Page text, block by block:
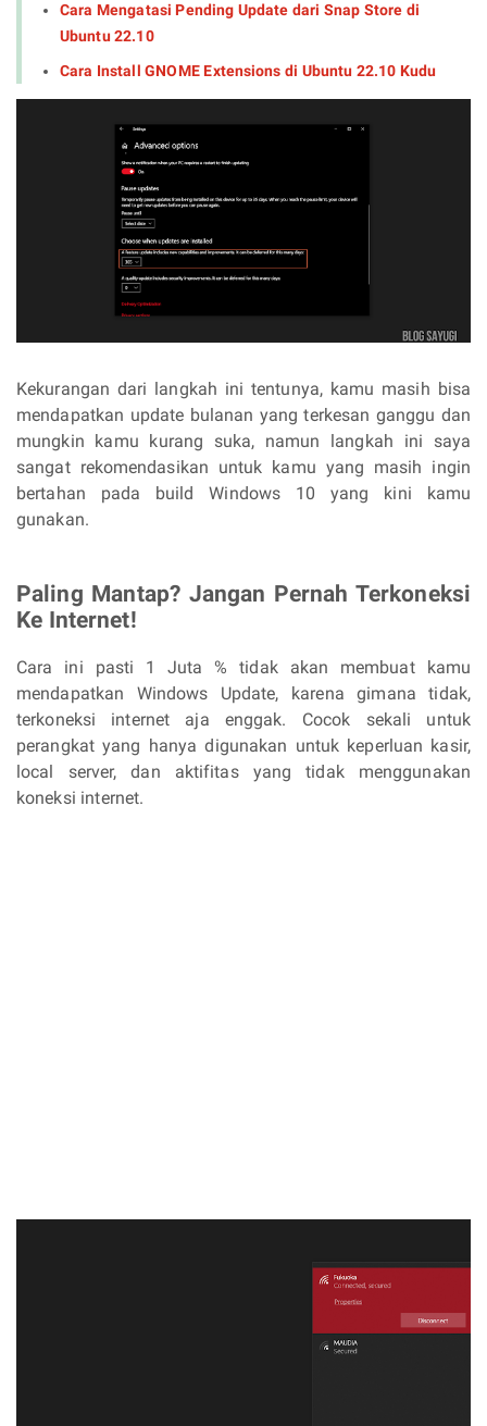
Cara Mengatasi Pending Update dari Snap Store di
Ubuntu 22.10
Cara Install GNOME Extensions di Ubuntu 22.10 Kudu
Kekurangan dari langkah ini tentunya, kamu masih bisa
mendapatkan update bulanan yang terkesan ganggu dan
mungkin kamu kurang suka, namun langkah ini saya
sangat rekomendasikan untuk kamu yang masih ingin
bertahan pada build Windows 10 yang kini kamu
gunakan.
Paling Mantap? Jangan Pernah Terkoneksi
Ke Internet!
Cara ini pasti 1 Juta % tidak akan membuat kamu
mendapatkan Windows Update, karena gimana tidak,
terkoneksi internet aja enggak. Cocok sekali untuk
perangkat yang hanya digunakan untuk keperluan kasir,
local server, dan aktifitas yang tidak menggunakan
koneksi internet.